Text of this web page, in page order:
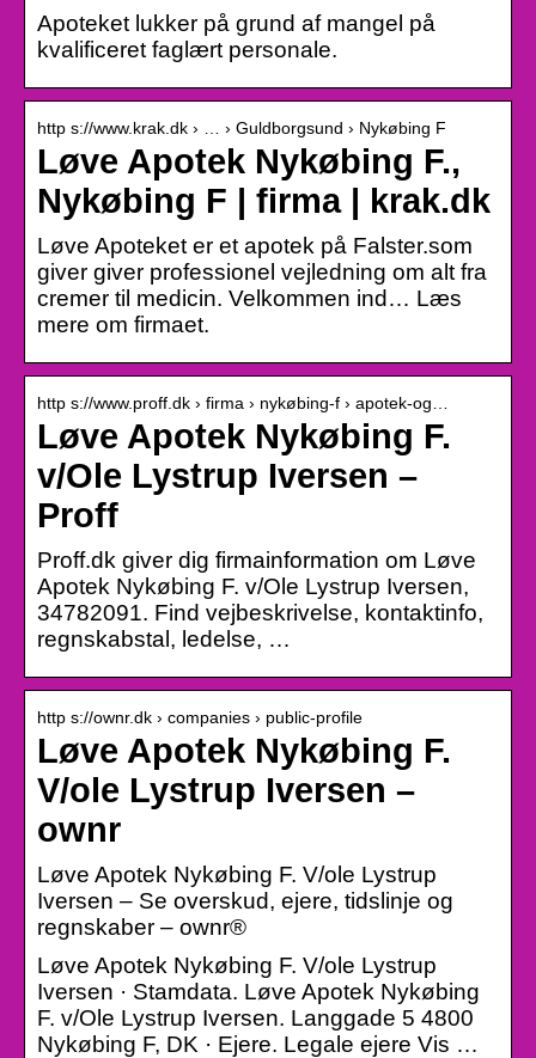
Apoteket lukker på grund af mangel på
kvalificeret faglært personale.
http s://www.krak.dk › … › Guldborgsund › Nykøbing F
Løve Apotek Nykøbing F.,
Nykøbing F | firma | krak.dk
Løve Apoteket er et apotek på Falster.som
giver giver professionel vejledning om alt fra
cremer til medicin. Velkommen ind… Læs
mere om firmaet.
http s://www.proff.dk › firma › nykøbing-f › apotek-og…
Løve Apotek Nykøbing F.
v/Ole Lystrup Iversen –
Proff
Proff.dk giver dig firmainformation om Løve
Apotek Nykøbing F. v/Ole Lystrup Iversen,
34782091. Find vejbeskrivelse, kontaktinfo,
regnskabstal, ledelse, …
http s://ownr.dk › companies › public-profile
Løve Apotek Nykøbing F.
V/ole Lystrup Iversen –
ownr
Løve Apotek Nykøbing F. V/ole Lystrup
Iversen – Se overskud, ejere, tidslinje og
regnskaber – ownr®
Løve Apotek Nykøbing F. V/ole Lystrup
Iversen · Stamdata. Løve Apotek Nykøbing
F. v/Ole Lystrup Iversen. Langgade 5 4800
Nykøbing F, DK · Ejere. Legale ejere Vis …